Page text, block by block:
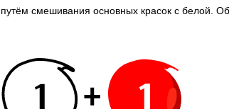
смешивания основных красок с белой.